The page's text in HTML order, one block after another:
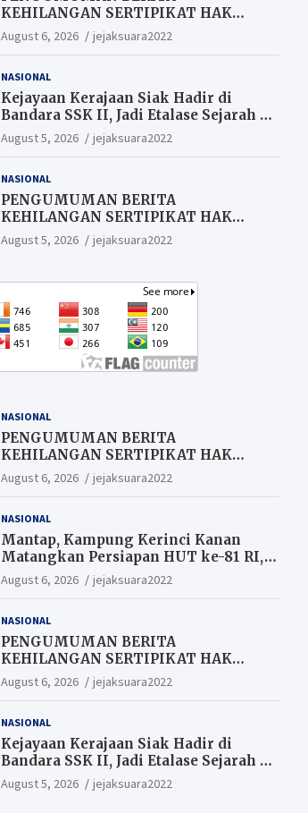
KEHILANGAN SERTIPIKAT HAK
MILIK (SHM).
August 6, 2026 jejaksuara2022
NASIONAL
Kejayaan Kerajaan Siak Hadir di
Bandara SSK II, Jadi Etalase Sejarah di
Gerbang Riau
August 5, 2026 jejaksuara2022
NASIONAL
PENGUMUMAN BERITA
KEHILANGAN SERTIPIKAT HAK
MILIK (SHM).
August 5, 2026 jejaksuara2022
NASIONAL
PENGUMUMAN BERITA
KEHILANGAN SERTIPIKAT HAK
MILIK (SHM).
August 6, 2026 jejaksuara2022
NASIONAL
Mantap, Kampung Kerinci Kanan
Matangkan Persiapan HUT ke-81 RI,
Warga yang ikut Upacara
Berkesempatan Raih Hadiah
August 6, 2026 jejaksuara2022
NASIONAL
PENGUMUMAN BERITA
KEHILANGAN SERTIPIKAT HAK
MILIK (SHM).
August 6, 2026 jejaksuara2022
NASIONAL
Kejayaan Kerajaan Siak Hadir di
Bandara SSK II, Jadi Etalase Sejarah di
Gerbang Riau
August 5, 2026 jejaksuara2022